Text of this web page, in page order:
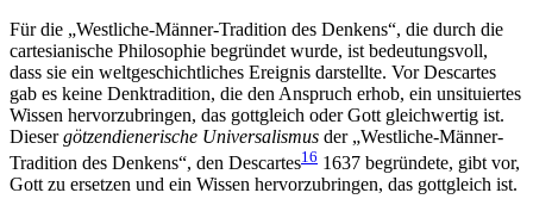
Für die „Westliche-Männer-Tradition des Denkens“, die durch die
cartesianische Philosophie begründet wurde, ist bedeutungsvoll,
dass sie ein weltgeschichtliches Ereignis darstellte. Vor Descartes
gab es keine Denktradition, die den Anspruch erhob, ein unsituiertes
Wissen hervorzubringen, das gottgleich oder Gott gleichwertig ist.
Diesergötzendienerische Universalismus der „Westliche-Männer-
Tradition des Denkens“, den Descartes16 1637 begründete, gibt vor,
Gott zu ersetzen und ein Wissen hervorzubringen, das gottgleich ist.